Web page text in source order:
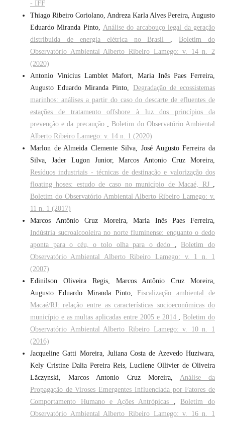
- IFF
Thiago Ribeiro Coriolano, Andreza Karla Alves Pereira, Augusto
Eduardo Miranda Pinto, Análise do arcabouço legal da geração
distribuída de energia elétrica no Brasil
Boletim do
Observatório Ambiental Alberto Ribeiro Lamego: v. 14 n. 2
(2020)
Antonio Vinicius Lamblet Mafort, Maria Inês Paes Ferreira,
Augusto Eduardo Miranda Pinto, Degradação de ecossistemas
marinhos: análises a partir do caso do descarte de efluentes de
estações de tratamento offshore à luz dos princípios da
prevenção e da precaução
Boletim do Observatório Ambiental
Alberto Ribeiro Lamego: v. 14 n. 1 (2020)
Marlon de Almeida Clemente Silva, José Augusto Ferreira da
Silva, Jader Lugon Junior, Marcos Antonio Cruz Moreira,
Resíduos industriais - técnicas de destinação e valorização dos
floating hoses: estudo de caso no município de Macaé, RJ
Boletim do Observatório Ambiental Alberto Ribeiro Lamego: v.
11 n. 1 (2017)
Marcos Antônio Cruz Moreira, Maria Inês Paes Ferreira,
Indústria sucroalcooleira no norte fluminense: enquanto o dedo
aponta para o céu, o tolo olha para o dedo
Boletim do
Observatório Ambiental Alberto Ribeiro Lamego: v. 1 n. 1
(2007)
Edinilson Oliveira Regis, Marcos Antônio Cruz Moreira,
Augusto Eduardo Miranda Pinto, Fiscalização ambiental de
Macaé/RJ: relação entre as características socioeconômicas do
município e as multas aplicadas entre 2005 e 2014
Boletim do
Observatório Ambiental Alberto Ribeiro Lamego: v. 10 n. 1
(2016)
Jacqueline Gatti Moreira, Juliana Costa de Azevedo Huziwara,
Kely Cristine Dalia Pereira Reis, Lucilene Ollivier de Oliveira
Lãczynski, Marcos Antonio Cruz Moreira, Análise da
Propagação de Viroses Emergentes Influenciada por Fatores de
Comportamento Humano e Ações Antrópicas
Boletim do
Observatório Ambiental Alberto Ribeiro Lamego: v. 16 n. 1